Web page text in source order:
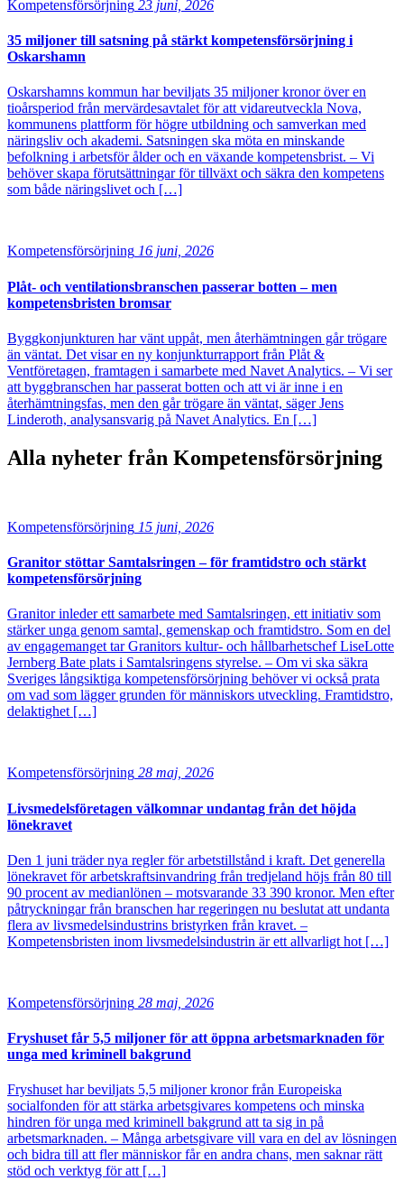
Kompetensförsörjning 23 juni, 2026
35 miljoner till satsning på stärkt kompetensförsörjning i
Oskarshamn
Oskarshamns kommun har beviljats 35 miljoner kronor över en
tioårsperiod från mervärdesavtalet för att vidareutveckla Nova,
kommunens plattform för högre utbildning och samverkan med
näringsliv och akademi. Satsningen ska möta en minskande
befolkning i arbetsför ålder och en växande kompetensbrist. – Vi
behöver skapa förutsättningar för tillväxt och säkra den kompetens
som både näringslivet och […]
Kompetensförsörjning 16 juni, 2026
Plåt- och ventilationsbranschen passerar botten – men
kompetensbristen bromsar
Byggkonjunkturen har vänt uppåt, men återhämtningen går trögare
än väntat. Det visar en ny konjunkturrapport från Plåt &
Ventföretagen, framtagen i samarbete med Navet Analytics. – Vi ser
att byggbranschen har passerat botten och att vi är inne i en
återhämtningsfas, men den går trögare än väntat, säger Jens
Linderoth, analysansvarig på Navet Analytics. En […]
Alla nyheter från Kompetensförsörjning
Kompetensförsörjning 15 juni, 2026
Granitor stöttar Samtalsringen – för framtidstro och stärkt
kompetensförsörjning
Granitor inleder ett samarbete med Samtalsringen, ett initiativ som
stärker unga genom samtal, gemenskap och framtidstro. Som en del
av engagemanget tar Granitors kultur- och hållbarhetschef LiseLotte
Jernberg Bate plats i Samtalsringens styrelse. – Om vi ska säkra
Sveriges långsiktiga kompetensförsörjning behöver vi också prata
om vad som lägger grunden för människors utveckling. Framtidstro,
delaktighet […]
Kompetensförsörjning 28 maj, 2026
Livsmedelsföretagen välkomnar undantag från det höjda
lönekravet
Den 1 juni träder nya regler för arbetstillstånd i kraft. Det generella
lönekravet för arbetskraftsinvandring från tredjeland höjs från 80 till
90 procent av medianlönen – motsvarande 33 390 kronor. Men efter
påtryckningar från branschen har regeringen nu beslutat att undanta
flera av livsmedelsindustrins bristyrken från kravet. –
Kompetensbristen inom livsmedelsindustrin är ett allvarligt hot […]
Kompetensförsörjning 28 maj, 2026
Fryshuset får 5,5 miljoner för att öppna arbetsmarknaden för
unga med kriminell bakgrund
Fryshuset har beviljats 5,5 miljoner kronor från Europeiska
socialfonden för att stärka arbetsgivares kompetens och minska
hindren för unga med kriminell bakgrund att ta sig in på
arbetsmarknaden. – Många arbetsgivare vill vara en del av lösningen
och bidra till att fler människor får en andra chans, men saknar rätt
stöd och verktyg för att […]